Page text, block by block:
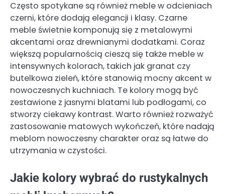
Często spotykane są również meble w odcieniach
czerni, które dodają elegancji i klasy. Czarne
meble świetnie komponują się z metalowymi
akcentami oraz drewnianymi dodatkami. Coraz
większą popularnością cieszą się także meble w
intensywnych kolorach, takich jak granat czy
butelkowa zieleń, które stanowią mocny akcent w
nowoczesnych kuchniach. Te kolory mogą być
zestawione z jasnymi blatami lub podłogami, co
stworzy ciekawy kontrast. Warto również rozważyć
zastosowanie matowych wykończeń, które nadają
meblom nowoczesny charakter oraz są łatwe do
utrzymania w czystości.
Jakie kolory wybrać do rustykalnych